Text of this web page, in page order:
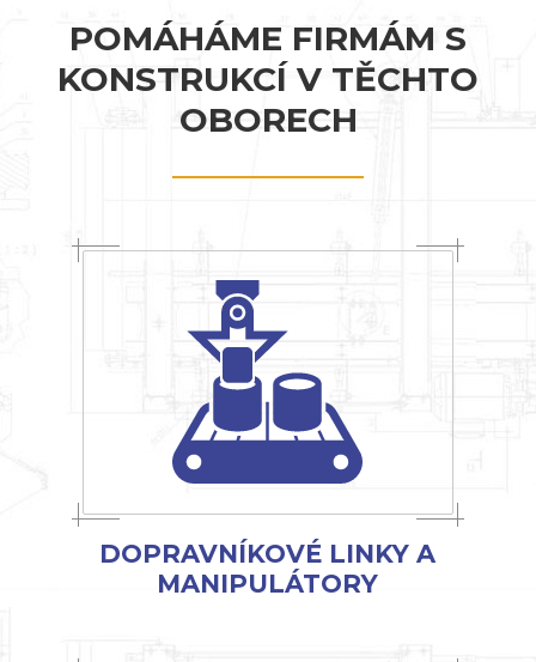
POMÁHÁME FIRMÁM S
KONSTRUKCÍ V TĚCHTO
OBORECH
DOPRAVNÍKOVÉ LINKY A
MANIPULÁTORY